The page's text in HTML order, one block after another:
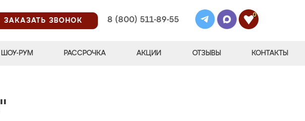
ЗАКАЗАТЬ ЗВОНОК
8 (800) 511-89-55
0
ШОУ-РУМ РАССРОЧКА АКЦИИ ОТЗЫВЫ КОНТАКТЫ